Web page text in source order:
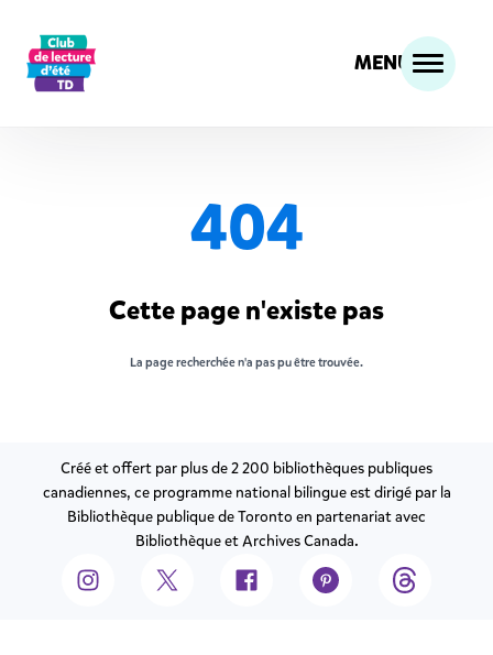
MENU
404
Cette page n'existe pas
La page recherchée n'a pas pu être trouvée.
Créé et o­ffert par plus de 2 200 bibliothèques publiques
canadiennes, ce programme national bilingue est dirigé par la
Bibliothèque publique de Toronto en partenariat avec
Bibliothèque et Archives Canada.